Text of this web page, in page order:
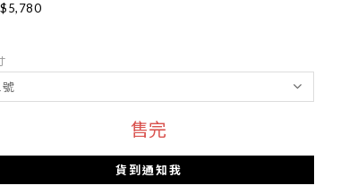
售完
貨到通知我